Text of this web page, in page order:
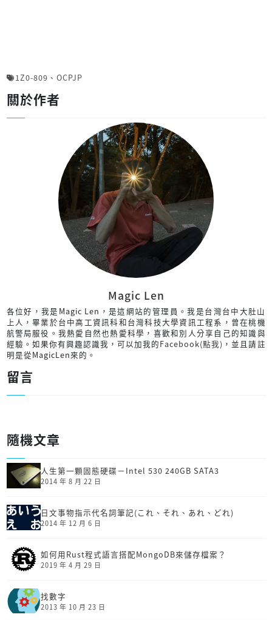
1Z0-809 、 OCPJP
關於作者
Magic Len
各位好，我是Magic Len，是這網站的管理員。我是台灣台中大肚山
上人，畢業於台中高工資訊科和台灣科技大學資訊工程系，曾在桃機
航警局服役。我熱愛自然也熱愛科學，喜歡和別人分享自己的知識與
經驗。如果你有興趣認識我，可以加我的Facebook(點我) ，並且請註
明是從MagicLen來的。
留言
隨機文章
人生第一顆固態硬碟－Intel 530 240GB SATA3
2014 年 8 月 22 日
日文事物指示代名詞筆記(これ、それ、あれ、どれ)
2014 年 12 月 6 日
如何用Rust程式語言搭配MongoDB來儲存檔案？
2019 年 4 月 29 日
找數字
2013 年 10 月 23 日